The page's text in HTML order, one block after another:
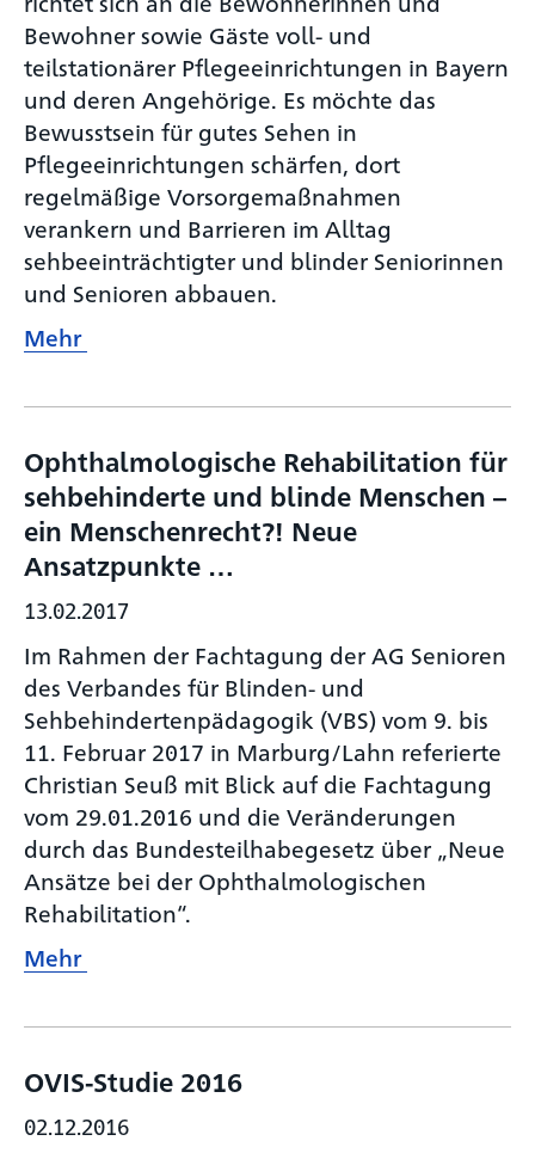
Bewohner sowie Gäste voll- und
teilstationärer Pflegeeinrichtungen in Bayern
und deren Angehörige. Es möchte das
Bewusstsein für gutes Sehen in
Pflegeeinrichtungen schärfen, dort
regelmäßige Vorsorgemaßnahmen
verankern und Barrieren im Alltag
sehbeeinträchtigter und blinder Seniorinnen
und Senioren abbauen.
Mehr
Ophthalmologische Rehabilitation für
sehbehinderte und blinde Menschen –
ein Menschenrecht?! Neue
Ansatzpunkte …
13.02.2017
Im Rahmen der Fachtagung der AG Senioren
des Verbandes für Blinden- und
Sehbehindertenpädagogik (VBS) vom 9. bis
11. Februar 2017 in Marburg/Lahn referierte
Christian Seuß mit Blick auf die Fachtagung
vom 29.01.2016 und die Veränderungen
durch das Bundesteilhabegesetz über „Neue
Ansätze bei der Ophthalmologischen
Rehabilitation“.
Mehr
OVIS-Studie 2016
02.12.2016